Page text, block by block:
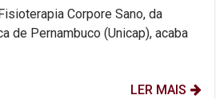
Corpore Sano, da
de Pernambuco (Unicap), acaba
LER MAIS